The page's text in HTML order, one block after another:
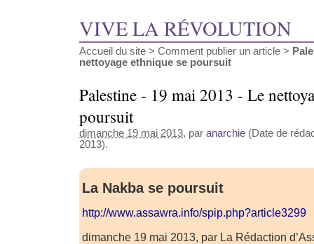
VIVE LA RÉVOLUTION
Accueil du site > Comment publier un article >
nettoyage ethnique se poursuit
Palestine - 19 mai 2013 - Le
poursuit
dimanche 19 mai 2013, par anarchie (Date de
2013).
La Nakba se poursuit
http://www.assawra.info/spip.php?article3299
dimanche 19 mai 2013, par La Rédaction